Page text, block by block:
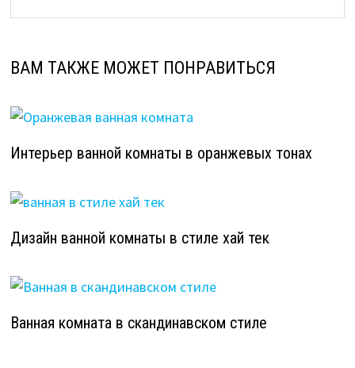
ВАМ ТАКЖЕ МОЖЕТ ПОНРАВИТЬСЯ
Интерьер ванной комнаты в оранжевых тонах
Дизайн ванной комнаты в стиле хай тек
Ванная комната в скандинавском стиле